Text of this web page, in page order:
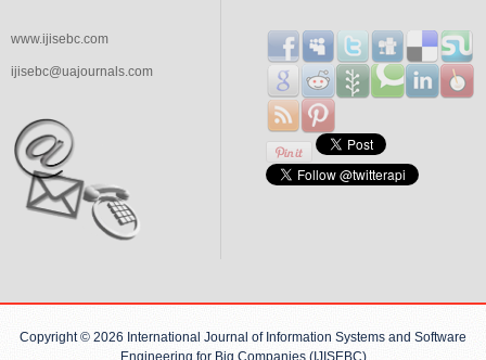
www.ijisebc.com
ijisebc@uajournals.com
Copyright © 2026 International Journal of Information Systems and Software
Engineering for Big Companies (IJISEBC)